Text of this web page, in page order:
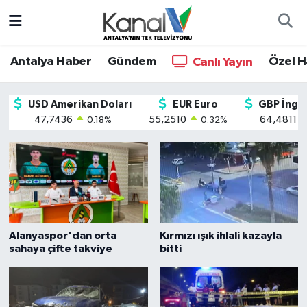
Antalya Haber Gündem Canlı Yayın Özel
Antalya'nın Tek Televizyonu
USD Amerikan Doları
47,7436
0.18%
EUR Euro
55,2510
0.32%
GBP
64,4811
Alanyaspor'dan orta
sahaya çifte takviye
Kırmızı ışık ihlali kazayla
bitti
Dünya
Eğitim
Ekonomi
Gündem
Haber Kuşakları
Trafik Durumu
Süper Lig Puan Durumu ve Fikstür
Tüm Manşetler
Son Dakika Haberleri